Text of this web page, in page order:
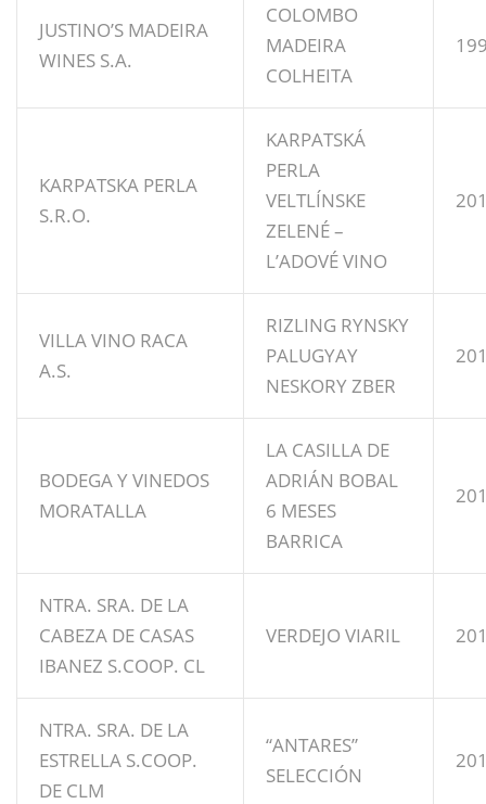
JUSTINO’S MADEIRA
WINES S.A.
COLOMBO
MADEIRA
COLHEITA
KARPATSKA PERLA
S.R.O.
KARPATSKÁ
PERLA
VELTLÍNSKE
ZELENÉ –
L’ADOVÉ VINO
VILLA VINO RACA
A.S.
RIZLING RYNSKY
PALUGYAY
NESKORY ZBER
BODEGA Y VINEDOS
MORATALLA
LA CASILLA DE
ADRIÁN BOBAL
6 MESES
BARRICA
NTRA. SRA. DE LA
CABEZA DE CASAS
IBANEZ S.COOP. CL
VERDEJO VIARIL
NTRA. SRA. DE LA
ESTRELLA S.COOP.
DE CLM
“ANTARES”
SELECCIÓN